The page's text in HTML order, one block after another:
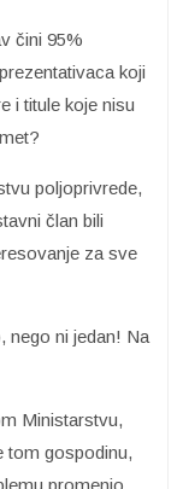
čini 95%
koji
i titule koje nisu
poljoprivrede,
član bili
za sve
nego ni jedan! Na
Ministarstvu,
tom gospodinu,
promenio